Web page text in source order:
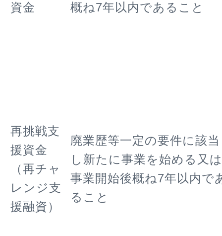
資金
概ね7年以内であること
再挑戦支
援資金
（再チャ
レンジ支
援融資）
廃業歴等一定の要件に該当
し新たに事業を始める又は
事業開始後概ね7年以内で
ること